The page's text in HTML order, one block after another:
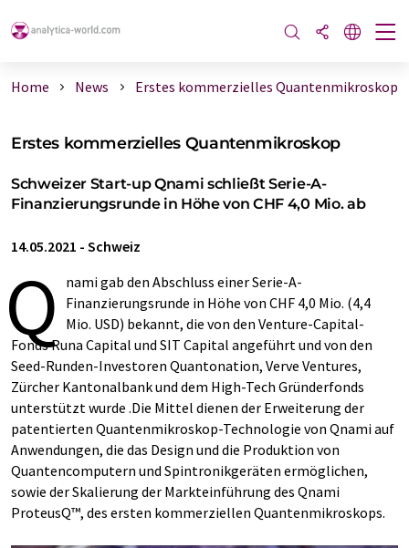
Home News Erstes kommerzielles Quantenmikroskop
Erstes kommerzielles Quantenmikroskop
Schweizer Start-up Qnami schließt Serie-A-
Finanzierungsrunde in Höhe von CHF 4,0 Mio. ab
14.05.2021 - Schweiz
Q
nami gab den Abschluss einer Serie-A-
Finanzierungsrunde in Höhe von CHF 4,0 Mio. (4,4
Mio. USD) bekannt, die von den Venture-Capital-
Fonds Runa Capital und SIT Capital angeführt und von den
Seed-Runden-Investoren Quantonation, Verve Ventures,
Zürcher Kantonalbank und dem High-Tech Gründerfonds
unterstützt wurde .Die Mittel dienen der Erweiterung der
patentierten Quantenmikroskop-Technologie von Qnami auf
Anwendungen, die das Design und die Produktion von
Quantencomputern und Spintronikgeräten ermöglichen,
sowie der Skalierung der Markteinführung des Qnami
ProteusQ™, des ersten kommerziellen Quantenmikroskops.